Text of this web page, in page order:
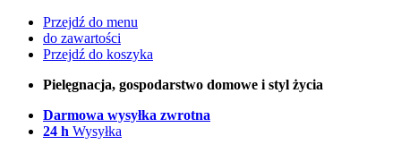
Przejdź do menu
do zawartości
Przejdź do koszyka
Pielęgnacja, gospodarstwo domowe i styl życia
Darmowa wysyłka zwrotna
24 h Wysyłka